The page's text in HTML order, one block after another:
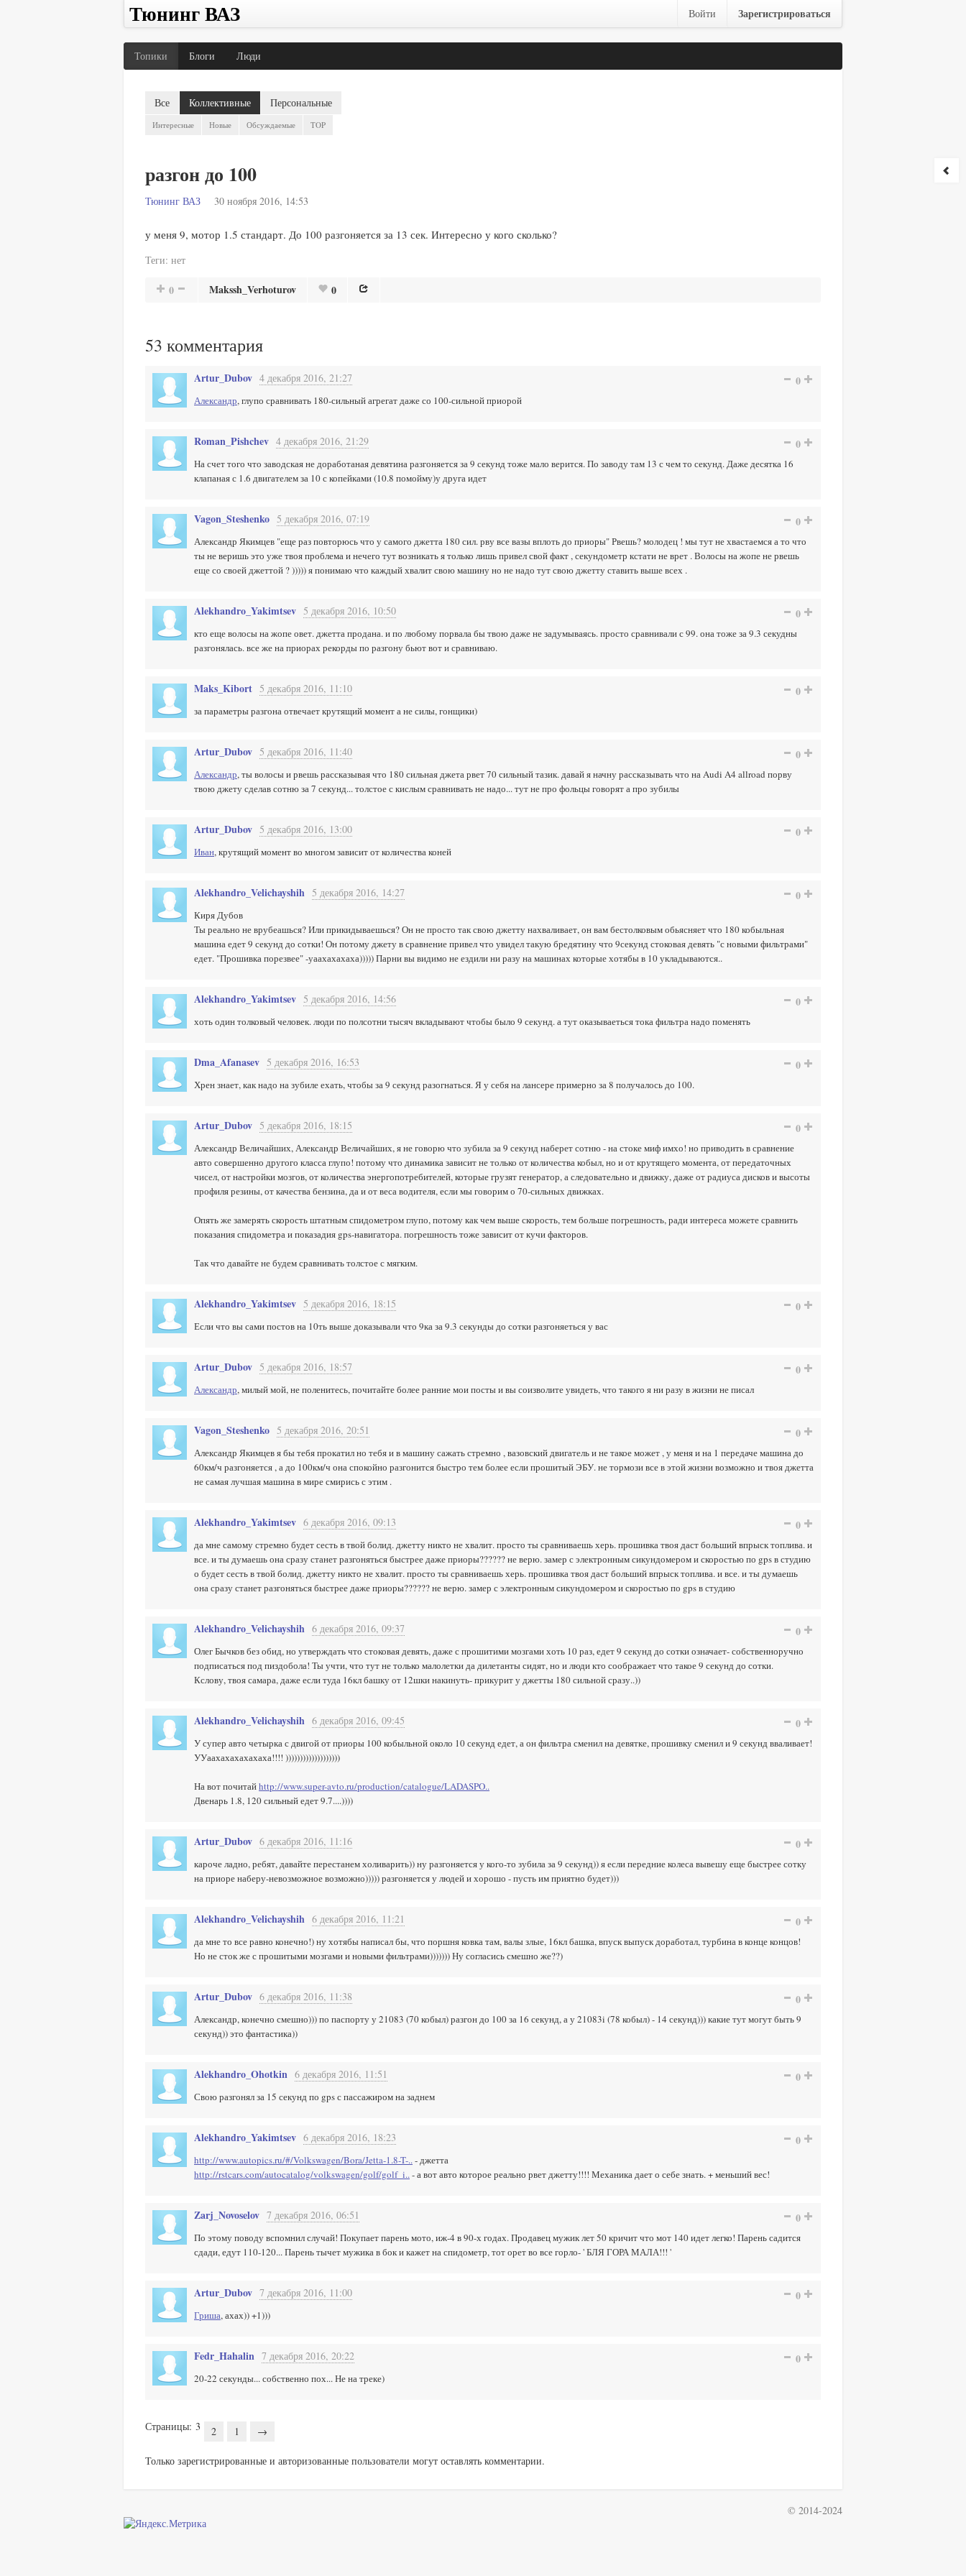
Тюнинг ВАЗ Войти Зарегистрироваться
Топики Блоги Люди
Все Коллективные Персональные
Интересные Новые Обсуждаемые TOP
разгон до 100
Тюнинг ВАЗ 30 ноября 2016, 14:53
у меня 9, мотор 1.5 стандарт. До 100 разгоняется за 13 сек. Интересно у кого сколько?
Теги: нет
0 Makssh_Verhoturov 0
53 комментария
Artur_Dubov 4 декабря 2016, 21:27 0
Александр, глупо сравнивать 180-сильный агрегат даже со 100-сильной приорой
Roman_Pishchev 4 декабря 2016, 21:29 0
На счет того что заводская не доработаная девятина разгоняется за 9 секунд тоже мало верится. По заводу там 13 с чем то секунд. Даже десятка 16
клапаная с 1.6 двигателем за 10 с копейками (10.8 помойму)у друга идет
Vagon_Steshenko 5 декабря 2016, 07:19 0
Александр Якимцев "еще раз повторюсь что у самого джетта 180 сил. рву все вазы вплоть до приоры" Рвешь? молодец ! мы тут не хвастаемся а то что
ты не веришь это уже твоя проблема и нечего тут возникать я только лишь привел свой факт , секундометр кстати не врет . Волосы на жопе не рвешь
еще со своей джеттой ? ))))) я понимаю что каждый хвалит свою машину но не надо тут свою джетту ставить выше всех .
Alekhandro_Yakimtsev 5 декабря 2016, 10:50 0
кто еще волосы на жопе овет. джетта продана. и по любому порвала бы твою даже не задумываясь. просто сравнивали с 99. она тоже за 9.3 секудны
разгонялась. все же на приорах рекорды по разгону бьют вот и сравниваю.
Maks_Kibort 5 декабря 2016, 11:10 0
за параметры разгона отвечает крутящий момент а не силы, гонщики)
Artur_Dubov 5 декабря 2016, 11:40 0
Александр, ты волосы и рвешь рассказывая что 180 сильная джета рвет 70 сильный тазик. давай я начну рассказывать что на Audi A4 allroad порву
твою джету сделав сотню за 7 секунд... толстое с кислым сравнивать не надо... тут не про фольцы говорят а про зубилы
Artur_Dubov 5 декабря 2016, 13:00 0
Иван, крутящий момент во многом зависит от количества коней
Alekhandro_Velichayshih 5 декабря 2016, 14:27 0
Киря Дубов
Ты реально не врубеашься? Или прикидываешься? Он не просто так свою джетту нахваливает, он вам бестолковым обьясняет что 180 кобыльная
машина едет 9 секунд до сотки! Он потому джету в сравнение привел что увидел такую бредятину что 9секунд стоковая девять "с новыми фильтрами"
едет. "Прошивка порезвее" -уаахахахаха))))) Парни вы видимо не ездили ни разу на машинах которые хотябы в 10 укладываются..
Alekhandro_Yakimtsev 5 декабря 2016, 14:56 0
хоть один толковый человек. люди по полсотни тысяч вкладывают чтобы было 9 секунд. а тут оказываеться тока фильтра надо поменять
Dma_Afanasev 5 декабря 2016, 16:53 0
Хрен знает, как надо на зубиле ехать, чтобы за 9 секунд разогнаться. Я у себя на лансере примерно за 8 получалось до 100.
Artur_Dubov 5 декабря 2016, 18:15 0
Александр Величайших, Александр Величайших, я не говорю что зубила за 9 секунд наберет сотню - на стоке миф имхо! но приводить в сравнение
авто совершенно другого класса глупо! потому что динамика зависит не только от количества кобыл, но и от крутящего момента, от передаточных
чисел, от настройки мозгов, от количества энергопотребителей, которые грузят генератор, а следовательно и движку, даже от радиуса дисков и высоты
профиля резины, от качества бензина, да и от веса водителя, если мы говорим о 70-сильных движках.
Опять же замерять скорость штатным спидометром глупо, потому как чем выше скорость, тем больше погрешность, ради интереса можете сравнить
показания спидометра и показадия gps-навигатора. погрешность тоже зависит от кучи факторов.
Так что давайте не будем сравнивать толстое с мягким.
Alekhandro_Yakimtsev 5 декабря 2016, 18:15 0
Если что вы сами постов на 10ть выше доказывали что 9ка за 9.3 секунды до сотки разгоняеться у вас
Artur_Dubov 5 декабря 2016, 18:57 0
Александр, милый мой, не поленитесь, почитайте более ранние мои посты и вы соизволите увидеть, что такого я ни разу в жизни не писал
Vagon_Steshenko 5 декабря 2016, 20:51 0
Александр Якимцев я бы тебя прокатил но тебя и в машину сажать стремно , вазовский двигатель и не такое может , у меня и на 1 передаче машина до
60км/ч разгоняется , а до 100км/ч она спокойно разгонится быстро тем более если прошитый ЭБУ. не тормози все в этой жизни возможно и твоя джетта
не самая лучшая машина в мире смирись с этим .
Alekhandro_Yakimtsev 6 декабря 2016, 09:13 0
да мне самому стремно будет сесть в твой болид. джетту никто не хвалит. просто ты сравниваешь херь. прошивка твоя даст больший впрыск топлива. и
все. и ты думаешь она сразу станет разгоняться быстрее даже приоры?????? не верю. замер с электронным сикундомером и скоростью по gps в студию
о будет сесть в твой болид. джетту никто не хвалит. просто ты сравниваешь херь. прошивка твоя даст больший впрыск топлива. и все. и ты думаешь
она сразу станет разгоняться быстрее даже приоры?????? не верю. замер с электронным сикундомером и скоростью по gps в студию
Alekhandro_Velichayshih 6 декабря 2016, 09:37 0
Олег Бычков без обид, но утверждать что стоковая девять, даже с прошитими мозгами хоть 10 раз, едет 9 секунд до сотки означает- собственноручно
подписаться под пиздобола! Ты учти, что тут не только малолетки да дилетанты сидят, но и люди кто соображает что такое 9 секунд до сотки.
Кслову, твоя самара, даже если туда 16кл башку от 12шки накинуть- прикурит у джетты 180 сильной сразу..))
Alekhandro_Velichayshih 6 декабря 2016, 09:45 0
У супер авто четырка с двигой от приоры 100 кобыльной около 10 секунд едет, а он фильтра сменил на девятке, прошивку сменил и 9 секунд вваливает!
УУаахахахахахаха!!!! )))))))))))))))))))
На вот почитайhttp://www.super-avto.ru/production/catalogue/LADASPO..
Двенарь 1.8, 120 сильный едет 9.7....))))
Artur_Dubov 6 декабря 2016, 11:16 0
кароче ладно, ребят, давайте перестанем холиварить)) ну разгоняется у кого-то зубила за 9 секунд)) я если передние колеса вывешу еще быстрее сотку
на приоре наберу-невозможное возможно))))) разгоняется у людей и хорошо - пусть им приятно будет)))
Alekhandro_Velichayshih 6 декабря 2016, 11:21 0
да мне то все равно конечно!) ну хотябы написал бы, что поршня ковка там, валы злые, 16кл башка, впуск выпуск доработал, турбина в конце концов!
Но не сток же с прошитыми мозгами и новыми фильтрами))))))) Ну согласись смешно же??)
Artur_Dubov 6 декабря 2016, 11:38 0
Александр, конечно смешно))) по паспорту у 21083 (70 кобыл) разгон до 100 за 16 секунд, а у 21083i (78 кобыл) - 14 секунд))) какие тут могут быть 9
секунд)) это фантастика))
Alekhandro_Ohotkin 6 декабря 2016, 11:51 0
Свою разгонял за 15 секунд по gps с пассажиром на заднем
Alekhandro_Yakimtsev 6 декабря 2016, 18:23 0
http://www.autopics.ru/#/Volkswagen/Bora/Jetta-1.8-T-..- джетта
http://rstcars.com/autocatalog/volkswagen/golf/golf_i..- а вот авто которое реально рвет джетту!!!! Механика дает о себе знать. + меньший вес!
Zarj_Novoselov 7 декабря 2016, 06:51 0
По этому поводу вспомнил случай! Покупает парень мото, иж-4 в 90-х годах. Продавец мужик лет 50 кричит что мот 140 идет легко! Парень садится
сдади, едут 110-120... Парень тычет мужика в бок и кажет на спидометр, тот орет во все горло- ' БЛЯ ГОРА МАЛА!!! '
Artur_Dubov 7 декабря 2016, 11:00 0
Гриша, ахах)) +1)))
Fedr_Hahalin 7 декабря 2016, 20:22 0
20-22 секунды... собственно пох... Не на треке)
Страницы: 3 2 1 →
Только зарегистрированные и авторизованные пользователи могут оставлять комментарии.
© 2014-2024